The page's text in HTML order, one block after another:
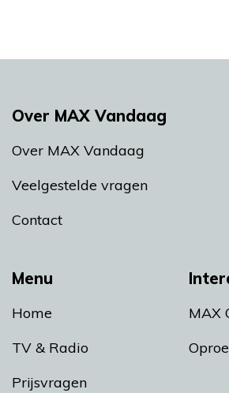
Menu
Home
TV & Radio
Prijsvragen
MAX
Over MAX Vandaag
Over MAX Vandaag
Veelgestelde vragen
Contact